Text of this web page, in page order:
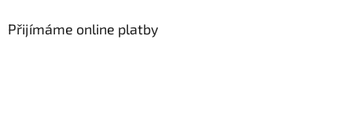
Přijímáme online platby